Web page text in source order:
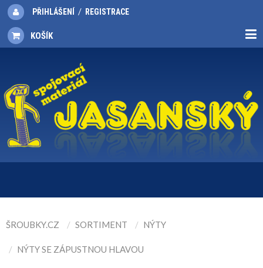
PŘIHLÁŠENÍ / REGISTRACE
KOŠÍK
ŠROUBKY.CZ SORTIMENT NÝTY
NÝTY SE ZÁPUSTNOU HLAVOU